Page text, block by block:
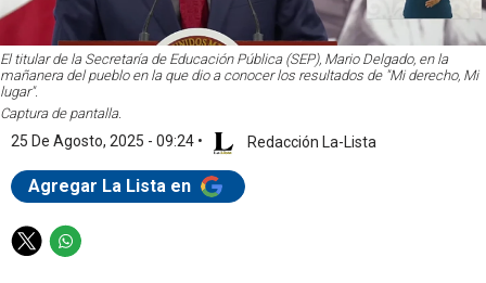
El titular de la Secretaría de Educación Pública (SEP), Mario Delgado, en la
mañanera del pueblo en la que dio a conocer los resultados de "Mi derecho, Mi
lugar".
Captura de pantalla.
25 De Agosto, 2025 - 09:24 • Redacción La-Lista
Agregar La Lista en
T
W